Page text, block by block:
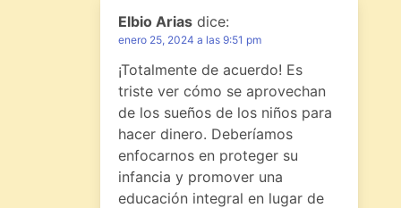
Elbio Arias dice:
enero 25, 2024 a las 9:51 pm
¡Totalmente de acuerdo! Es
triste ver cómo se aprovechan
de los sueños de los niños para
hacer dinero. Deberíamos
enfocarnos en proteger su
infancia y promover una
educación integral en lugar de